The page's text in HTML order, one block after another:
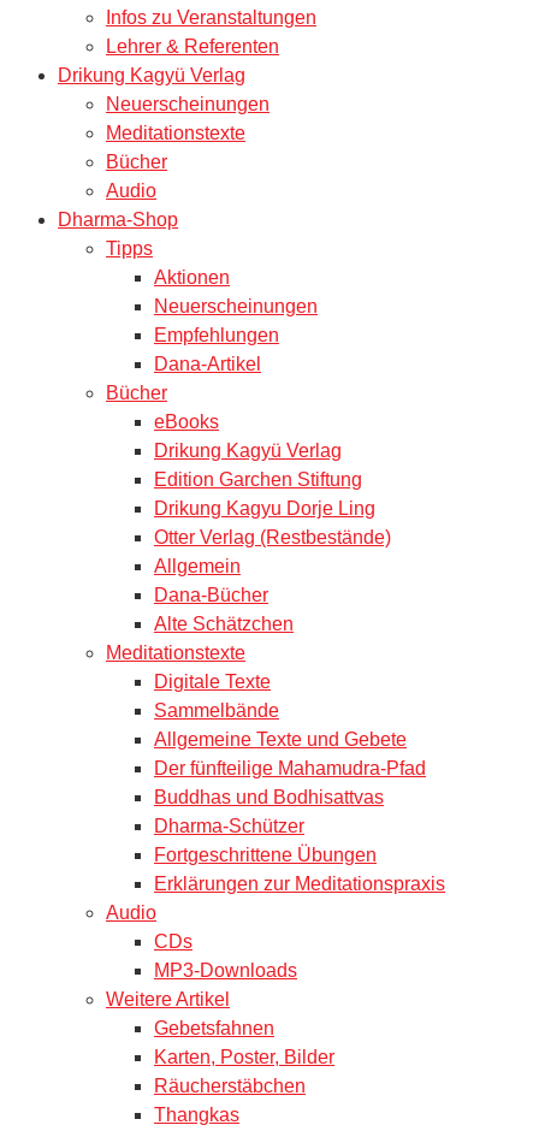
Infos zu Veranstaltungen
Lehrer & Referenten
Drikung Kagyü Verlag
Neuerscheinungen
Meditationstexte
Bücher
Audio
Dharma-Shop
Tipps
Aktionen
Neuerscheinungen
Empfehlungen
Dana-Artikel
Bücher
eBooks
Drikung Kagyü Verlag
Edition Garchen Stiftung
Drikung Kagyu Dorje Ling
Otter Verlag (Restbestände)
Allgemein
Dana-Bücher
Alte Schätzchen
Meditationstexte
Digitale Texte
Sammelbände
Allgemeine Texte und Gebete
Der fünfteilige Mahamudra-Pfad
Buddhas und Bodhisattvas
Dharma-Schützer
Fortgeschrittene Übungen
Erklärungen zur Meditationspraxis
Audio
CDs
MP3-Downloads
Weitere Artikel
Gebetsfahnen
Karten, Poster, Bilder
Räucherstäbchen
Thangkas